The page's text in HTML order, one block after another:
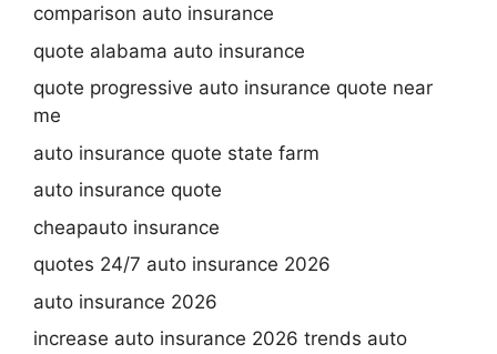
comparison auto insurance
quote alabama auto insurance
quote progressive auto insurance quote near
me
auto insurance quote state farm
auto insurance quote
cheapauto insurance
quotes 24/7 auto insurance 2026
auto insurance 2026
increase auto insurance 2026 trends auto